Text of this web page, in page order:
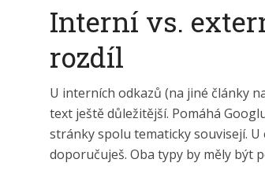
Interní vs.
rozdíl
U interních odkazů (na jiné články
text ještě důležitější. Pomáhá
stránky spolu tematicky souvisejí.
doporučuješ. Oba typy by měly být